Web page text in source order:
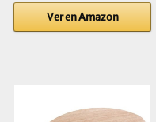
Ver en Amazon